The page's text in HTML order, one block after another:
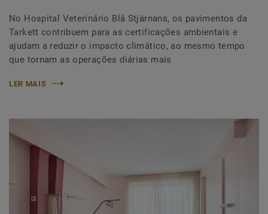
No Hospital Veterinário Blå Stjärnans, os pavimentos da
Tarkett contribuem para as certificações ambientais e
ajudam a reduzir o impacto climático, ao mesmo tempo
que tornam as operações diárias mais
LER MAIS